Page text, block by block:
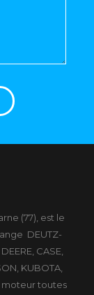
(77), est le
DEUTZ-
CASE,
KUBOTA,
moteur toutes